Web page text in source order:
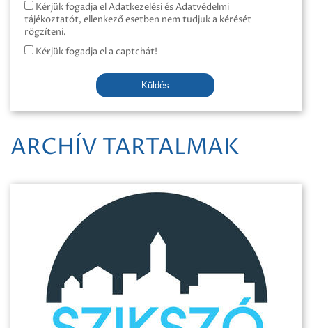
Kérjük fogadja el Adatkezelési és Adatvédelmi
tájékoztatót, ellenkező esetben nem tudjuk a kérését
rögzíteni.
Kérjük fogadja el a captchát!
Küldés
ARCHÍV TARTALMAK